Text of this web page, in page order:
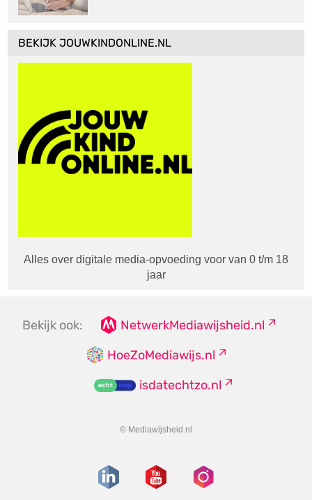
BEKIJK JOUWKINDONLINE.NL
Alles over digitale media-opvoeding voor van 0 t/m 18
jaar
Bekijk ook:
NetwerkMediawijsheid.nl
HoeZoMediawijs.nl
isdatechtzo.nl
© Mediawijsheid.nl